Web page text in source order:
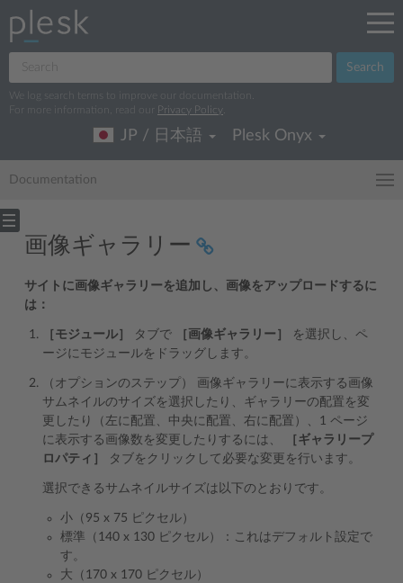
Search
We log search terms to improve our documentation.
For more information, read our
Privacy Policy
JP / 日本語 Plesk Onyx
Documentation
画像ギャラリー
サイトに画像ギャラリーを追加し、画像をアップロードするに
は：
［モジュール］ タブで ［画像ギャラリー］
を選択し、ペ
ージにモジュールをドラッグします。
（オプションのステップ） 画像ギャラリーに表示する画像
サムネイルのサイズを選択したり、ギャラリーの配置を変
更したり（左に配置、中央に配置、右に配置）、1 ページ
に表示する画像数を変更したりするには、
［ギャラリープ
ロパティ］
タブをクリックして必要な変更を行います。
選択できるサムネイルサイズは以下のとおりです。
小（95 x 75 ピクセル）
標準（140 x 130 ピクセル）：これはデフォルト設定で
す。
大（170 x 170 ピクセル）